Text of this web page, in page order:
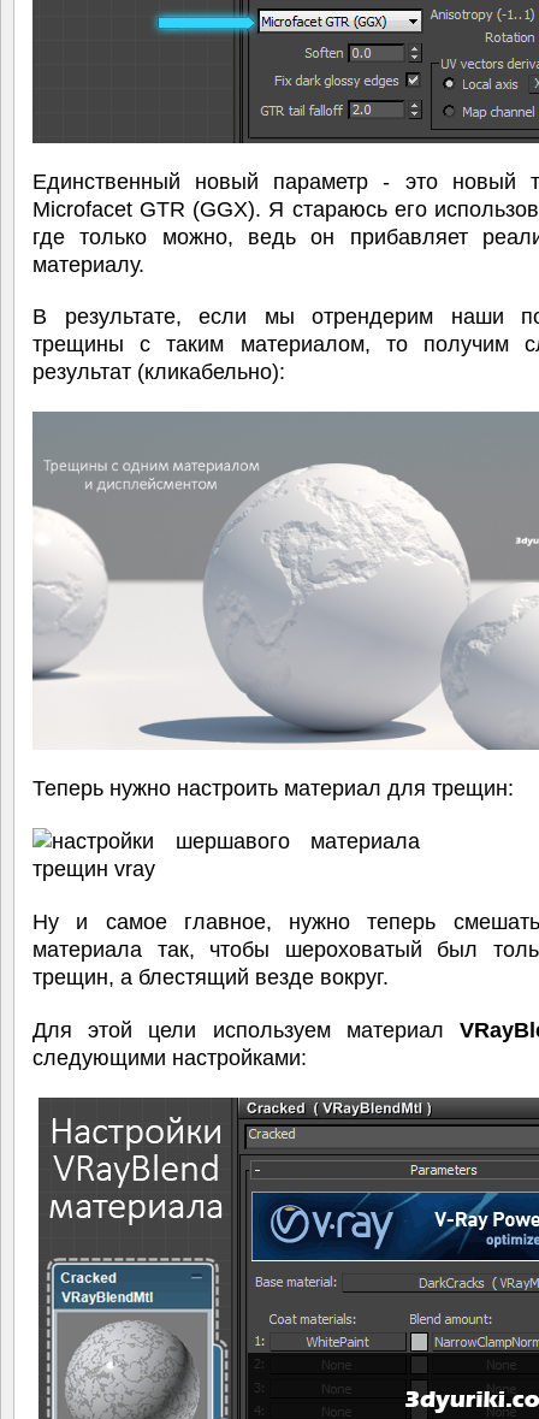
Единственный новый параметр - это новый
Microfacet GTR (GGX). Я стараюсь его
где только можно, ведь он прибавляет
материалу.
В результате, если мы отрендерим наши
трещины с таким материалом, то получим
результат (кликабельно):
Теперь нужно настроить материал для трещин:
Ну и самое главное, нужно теперь
материала так, чтобы шероховатый был
трещин, а блестящий везде вокруг.
Для этой цели используем материал
следующими настройками: